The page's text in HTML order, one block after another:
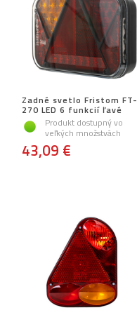
Zadné svetlo Fristom FT-
270 LED 6 funkcií ľavé
Produkt dostupný vo
veľkých množstvách
43,09 €